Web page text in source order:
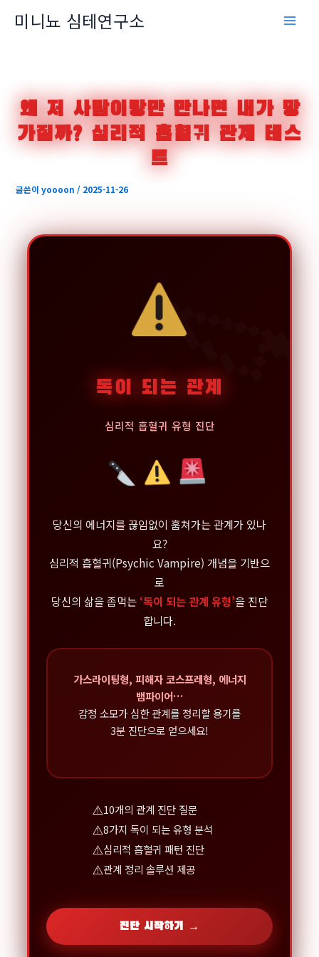
미니뇨 심테연구소
왜 저 사람이랑만 만나면 내가 망
가질까? 심리적 흡혈귀 관계 테스
트
글쓴이yoooon/ 2025-11-26
독이 되는 관계
심리적 흡혈귀 유형 진단
당신의 에너지를 끊임없이 훔쳐가는 관계가 있나
요?
심리적 흡혈귀(Psychic Vampire) 개념을 기반으
로
당신의 삶을 좀먹는 ‘독이 되는 관계 유형’을 진단
합니다.
가스라이팅형, 피해자 코스프레형, 에너지
뱀파이어…
감정 소모가 심한 관계를 정리할 용기를
3분 진단으로 얻으세요!
10개의 관계 진단 질문
8가지 독이 되는 유형 분석
심리적 흡혈귀 패턴 진단
관계 정리 솔루션 제공
진단 시작하기 →